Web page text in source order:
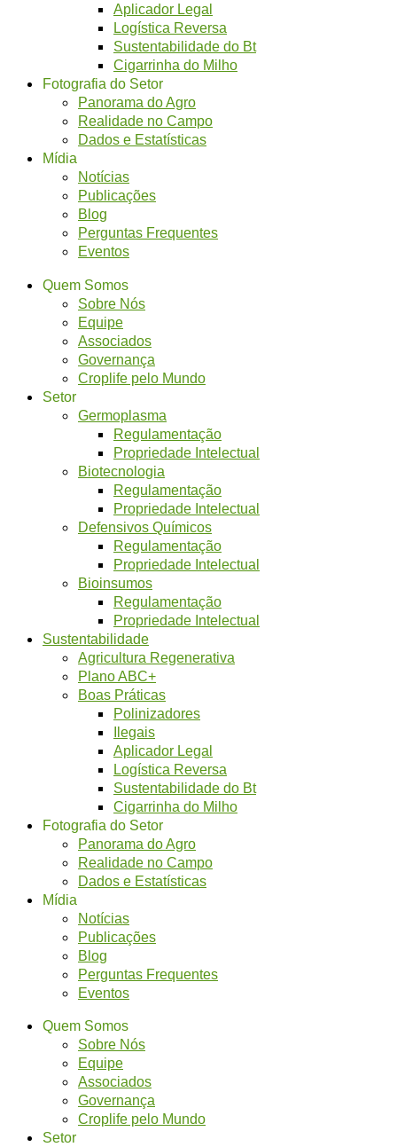
Aplicador Legal
Logística Reversa
Sustentabilidade do Bt
Cigarrinha do Milho
Fotografia do Setor
Panorama do Agro
Realidade no Campo
Dados e Estatísticas
Mídia
Notícias
Publicações
Blog
Perguntas Frequentes
Eventos
Quem Somos
Sobre Nós
Equipe
Associados
Governança
Croplife pelo Mundo
Setor
Germoplasma
Regulamentação
Propriedade Intelectual
Biotecnologia
Regulamentação
Propriedade Intelectual
Defensivos Químicos
Regulamentação
Propriedade Intelectual
Bioinsumos
Regulamentação
Propriedade Intelectual
Sustentabilidade
Agricultura Regenerativa
Plano ABC+
Boas Práticas
Polinizadores
Ilegais
Aplicador Legal
Logística Reversa
Sustentabilidade do Bt
Cigarrinha do Milho
Fotografia do Setor
Panorama do Agro
Realidade no Campo
Dados e Estatísticas
Mídia
Notícias
Publicações
Blog
Perguntas Frequentes
Eventos
Quem Somos
Sobre Nós
Equipe
Associados
Governança
Croplife pelo Mundo
Setor